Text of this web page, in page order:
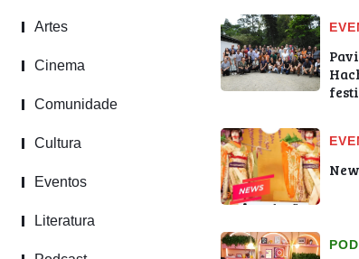
Artes
Cinema
Comunidade
Cultura
Eventos
Literatura
lança podcast
com histórias
Brasil e Japão